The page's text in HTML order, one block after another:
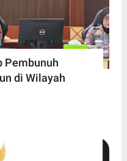
Pembunuh
di Wilayah